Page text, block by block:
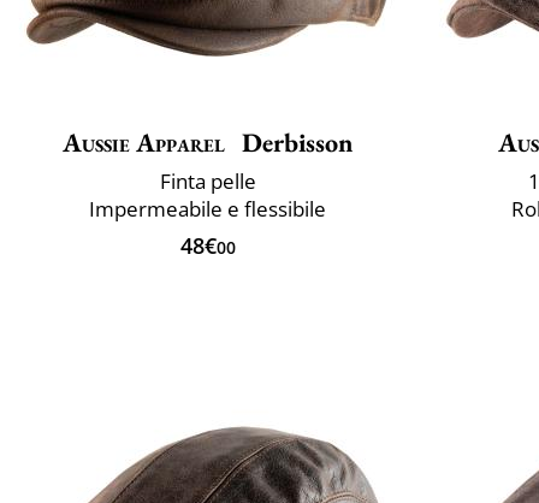
Aussie Apparel Derbisson
Finta pelle
Impermeabile e flessibile
48€00